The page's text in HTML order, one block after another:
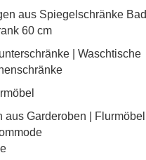
aus Spiegelschränke Bad
60 cm
| Waschtische
aus Garderoben | Flurmöbel